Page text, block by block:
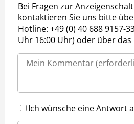
Bei Fragen zur
kontaktieren Sie uns bitte
Hotline: +49 (0) 40 688 9157-
Uhr 16:00 Uhr) oder über
Ich wünsche eine Antwort